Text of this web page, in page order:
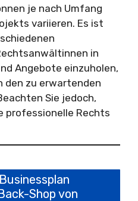
je nach Umfang
variieren. Es ist
in
Angebote einzuholen,
den zu erwartenden
Sie jedoch,
professionelle Rechts
Shop von